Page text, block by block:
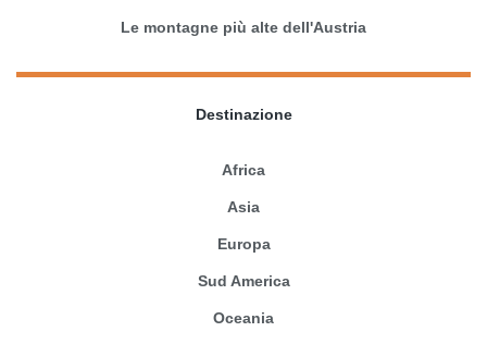
Le montagne più alte dell'Austria
Destinazione
Africa
Asia
Europa
Sud America
Oceania